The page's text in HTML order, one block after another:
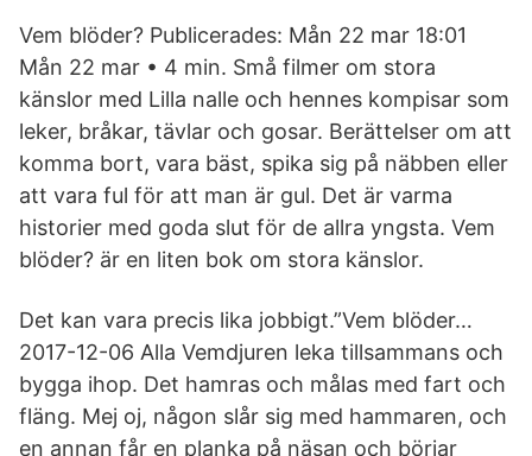
Vem blöder? Publicerades: Mån 22 mar 18:01
Mån 22 mar • 4 min. Små filmer om stora
känslor med Lilla nalle och hennes kompisar som
leker, bråkar, tävlar och gosar. Berättelser om att
komma bort, vara bäst, spika sig på näbben eller
att vara ful för att man är gul. Det är varma
historier med goda slut för de allra yngsta. Vem
blöder? är en liten bok om stora känslor.
Det kan vara precis lika jobbigt.”Vem blöder…
2017-12-06 Alla Vemdjuren leka tillsammans och
bygga ihop. Det hamras och målas med fart och
fläng. Mej oj, någon slår sig med hammaren, och
en annan får en planka på näsan och börjar